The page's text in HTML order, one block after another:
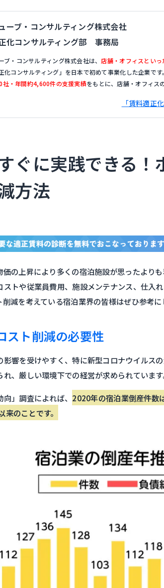
ーブ・コンサルティング株式会社
化コンサルティング部 事務局
ブ・コンサルティング株式会社は、 店舗・オフィスとい
化コンサルティング」を日本で初めて事業化した企業です。
社・年間約4,600件の支援実績をもとに、店舗・オフィス
「賃料適正
ぐに実践できる
方法
の上昇により多くの宿泊施設が思ったより
トや従業員費用、施設メンテナンス、仕入
減を考えている宿泊業界の皆様はぜひ参考に
スト削減の必要性
響を受けやすく、特に新型コロナウイルス
、厳しい環境下での経営が求められています
」調査によれば、 2020年の宿泊業倒産件数
のことです。